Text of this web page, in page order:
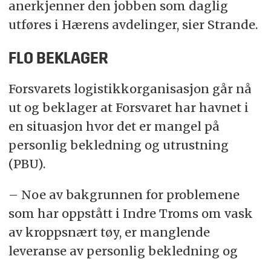
anerkjenner den jobben som daglig
utføres i Hærens avdelinger, sier Strande.
FLO BEKLAGER
Forsvarets logistikkorganisasjon går nå
ut og beklager at Forsvaret har havnet i
en situasjon hvor det er mangel på
personlig bekledning og utrustning
(PBU).
– Noe av bakgrunnen for problemene
som har oppstått i Indre Troms om vask
av kroppsnært tøy, er manglende
leveranse av personlig bekledning og